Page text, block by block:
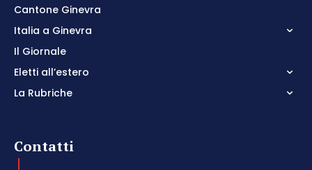
Cantone Ginevra
Italia a Ginevra
Il Giornale
Eletti all’estero
La Rubriche
Contatti